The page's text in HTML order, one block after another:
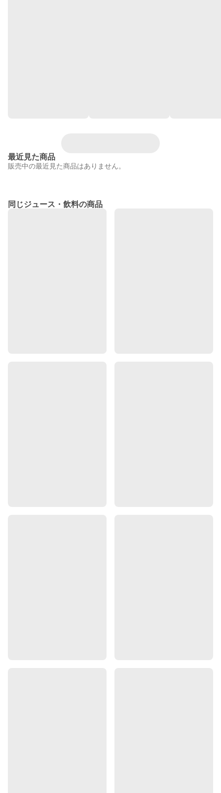
最近見た商品
販売中の最近見た商品はありません。
同じジュース・飲料の商品